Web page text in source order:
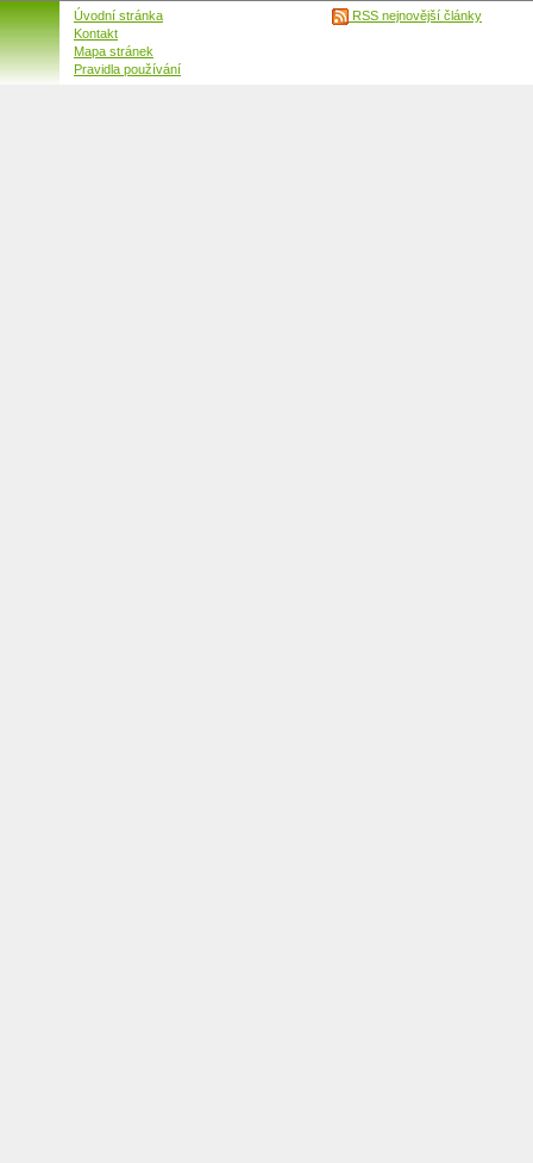
Úvodní stránka
Kontakt
Mapa stránek
Pravidla používání
RSS nejnovější články